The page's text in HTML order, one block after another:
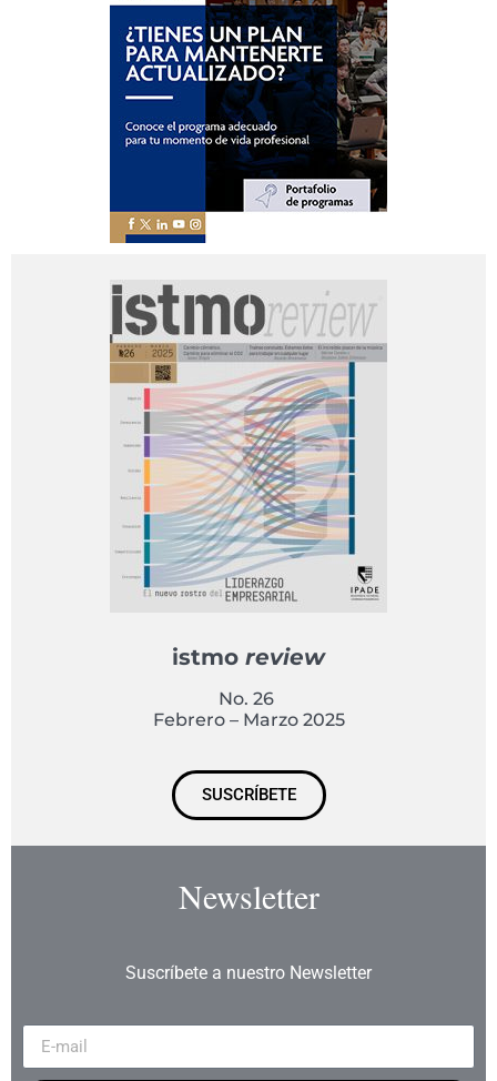
istmo review
No. 26
Febrero – Marzo 2025
SUSCRÍBETE
Newsletter
Suscríbete a nuestro Newsletter